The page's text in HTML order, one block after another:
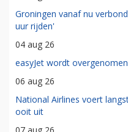
Groningen vanaf nu
uur rijden'
04 aug 26
easyJet wordt
06 aug 26
National Airlines voert
ooit uit
07 aug 26